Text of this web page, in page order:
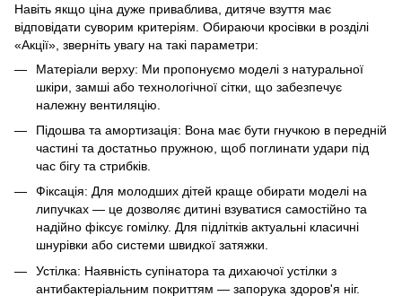
Навіть якщо ціна дуже приваблива, дитяче взуття має
відповідати суворим критеріям. Обираючи кросівки в розділі
«Акції», зверніть увагу на такі параметри:
Матеріали верху: Ми пропонуємо моделі з натуральної
шкіри, замші або технологічної сітки, що забезпечує
належну вентиляцію.
Підошва та амортизація: Вона має бути гнучкою в передній
частині та достатньо пружною, щоб поглинати удари під
час бігу та стрибків.
Фіксація: Для молодших дітей краще обирати моделі на
липучках — це дозволяє дитині взуватися самостійно та
надійно фіксує гомілку. Для підлітків актуальні класичні
шнурівки або системи швидкої затяжки.
Устілка: Наявність супінатора та дихаючої устілки з
антибактеріальним покриттям — запорука здоров'я ніг.